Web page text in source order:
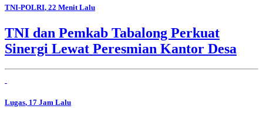
TNI-POLRI, 22 Menit Lalu
TNI dan Pemkab Tabalong Perkuat
Sinergi Lewat Peresmian Kantor Desa
Lugas, 17 Jam Lalu